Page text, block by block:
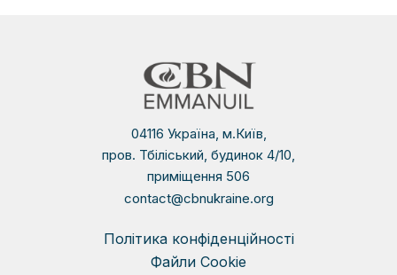
04116 Україна, м.Київ,
пров. Тбіліський, будинок 4/10,
приміщення 506
contact@cbnukraine.org
Політика конфіденційності
Файли Сookie